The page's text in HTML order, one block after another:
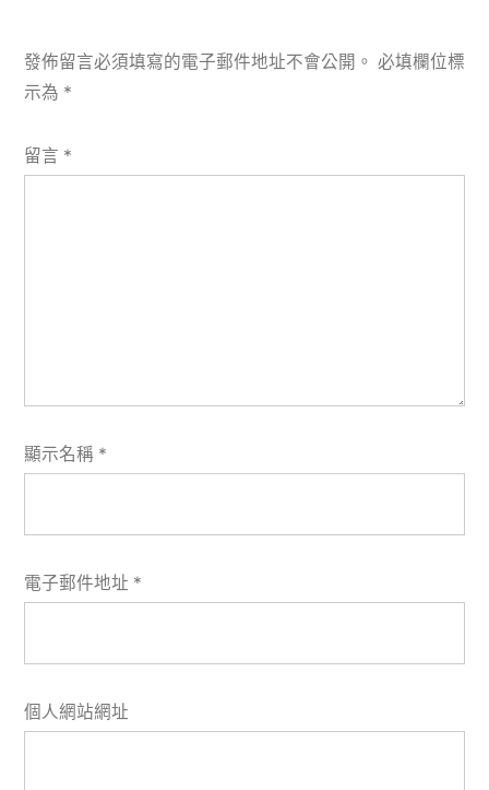
發佈留言必須填寫的電子郵件地址不會公開。 必填欄位標
示為 *
留言 *
顯示名稱 *
電子郵件地址 *
個人網站網址